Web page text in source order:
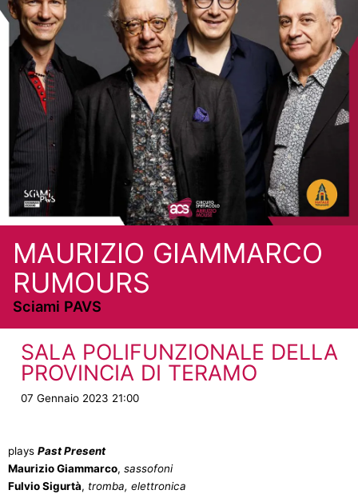
MAURIZIO GIAMMARCO
RUMOURS
Sciami PAVS
SALA POLIFUNZIONALE DELLA
PROVINCIA DI TERAMO
07 Gennaio 2023 21:00
plays Past Present
Maurizio Giammarco, sassofoni
Fulvio Sigurtà, tromba, elettronica